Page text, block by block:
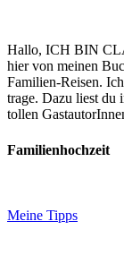
Hallo, ICH BIN
hier von meinen
Familien-Reisen.
trage. Dazu liest du
tollen
Familienhochzeit
Meine Tipps